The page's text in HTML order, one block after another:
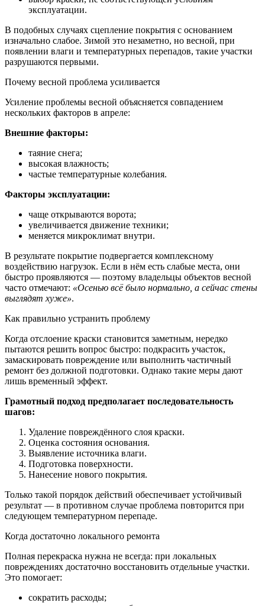
эксплуатации.
В подобных случаях сцепление покрытия с основанием
изначально слабое. Зимой это незаметно, но весной, при
появлении влаги и температурных перепадов, такие участки
разрушаются первыми.
Почему весной проблема усиливается
Усиление проблемы весной объясняется совпадением
нескольких факторов в апреле:
Внешние факторы:
таяние снега;
высокая влажность;
частые температурные колебания.
Факторы эксплуатации:
чаще открываются ворота;
увеличивается движение техники;
меняется микроклимат внутри.
В результате покрытие подвергается комплексному
воздействию нагрузок. Если в нём есть слабые места, они
быстро проявляются — поэтому владельцы объектов весной
часто отмечают: «Осенью всё было нормально, а сейчас стены
выглядят хуже».
Как правильно устранить проблему
Когда отслоение краски становится заметным, нередко
пытаются решить вопрос быстро: подкрасить участок,
замаскировать повреждение или выполнить частичный
ремонт без должной подготовки. Однако такие меры дают
лишь временный эффект.
Грамотный подход предполагает последовательность
шагов:
Удаление повреждённого слоя краски.
Оценка состояния основания.
Выявление источника влаги.
Подготовка поверхности.
Нанесение нового покрытия.
Только такой порядок действий обеспечивает устойчивый
результат — в противном случае проблема повторится при
следующем температурном перепаде.
Когда достаточно локального ремонта
Полная перекраска нужна не всегда: при локальных
повреждениях достаточно восстановить отдельные участки.
Это помогает:
сократить расходы;